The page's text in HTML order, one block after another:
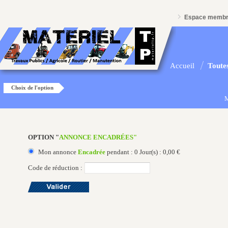
Espace
Accueil
Choix de l'option
OPTION "ANNONCE ENCADRÉES"
Mon annonce Encadrée pendant : 0 Jour(s) : 0,00 €
Code de réduction :